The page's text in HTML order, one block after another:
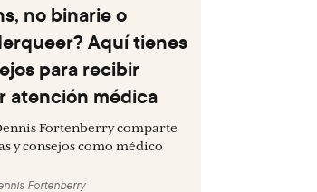
no binarie o
Aquí tienes
para recibir
atención médica
Fortenberry comparte
y consejos como médico
Fortenberry